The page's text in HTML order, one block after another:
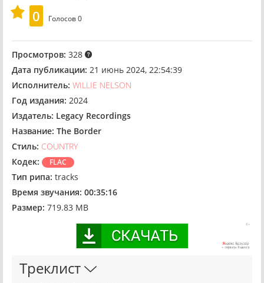
0
Голосов0
Просмотров: 328
Дата публикации: 21 июнь 2024, 22:54:39
Исполнитель: WILLIE NELSON
Год издания: 2024
Издатель: Legacy Recordings
Название: The Border
Стиль: COUNTRY
Кодек:
FLAC
Тип рипа: tracks
Время звучания: 00:35:16
Размер: 719.83 MB
Треклист